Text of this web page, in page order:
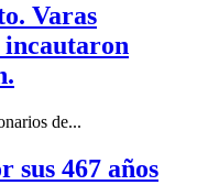
Varas
incautaron
de...
sus 467 años